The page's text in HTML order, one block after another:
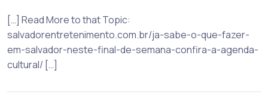
[…] Read More to that Topic:
salvadorentretenimento.com.br/ja-sabe-o-que-fazer-
em-salvador-neste-final-de-semana-confira-a-agenda-
cultural/ […]